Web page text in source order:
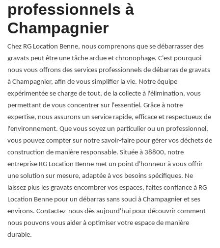
professionnels à
Champagnier
Chez RG Location Benne, nous comprenons que se débarrasser des
gravats peut être une tâche ardue et chronophage. C'est pourquoi
nous vous offrons des services professionnels de débarras de gravats
à Champagnier, afin de vous simplifier la vie. Notre équipe
expérimentée se charge de tout, de la collecte à l'élimination, vous
permettant de vous concentrer sur l'essentiel. Grâce à notre
expertise, nous assurons un service rapide, efficace et respectueux de
l'environnement. Que vous soyez un particulier ou un professionnel,
vous pouvez compter sur notre savoir-faire pour gérer vos déchets de
construction de manière responsable. Située à 38800, notre
entreprise RG Location Benne met un point d'honneur à vous offrir
une solution sur mesure, adaptée à vos besoins spécifiques. Ne
laissez plus les gravats encombrer vos espaces, faites confiance à RG
Location Benne pour un débarras sans souci à Champagnier et ses
environs. Contactez-nous dès aujourd'hui pour découvrir comment
nous pouvons vous aider à optimiser votre espace de manière
durable.